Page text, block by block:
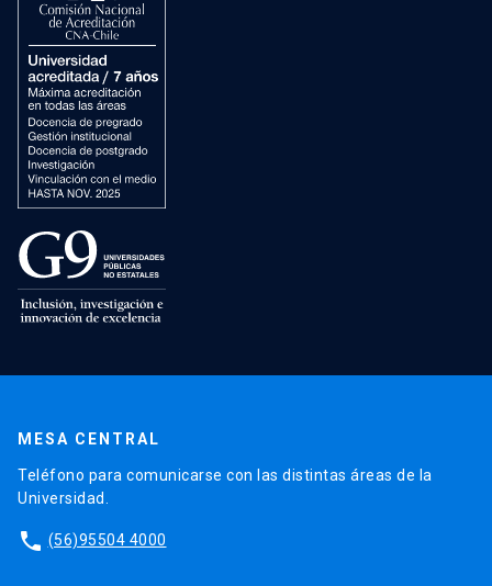
MESA CENTRAL
Teléfono para comunicarse con las distintas áreas de la
Universidad.
phone (56)95504 4000